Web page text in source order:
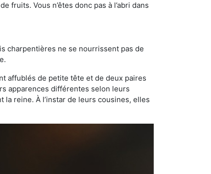
fruits. Vous n’êtes donc pas à l’abri dans
charpentières ne se nourrissent pas de
affublés de petite tête et de deux paires
apparences différentes selon leurs
reine. À l’instar de leurs cousines, elles